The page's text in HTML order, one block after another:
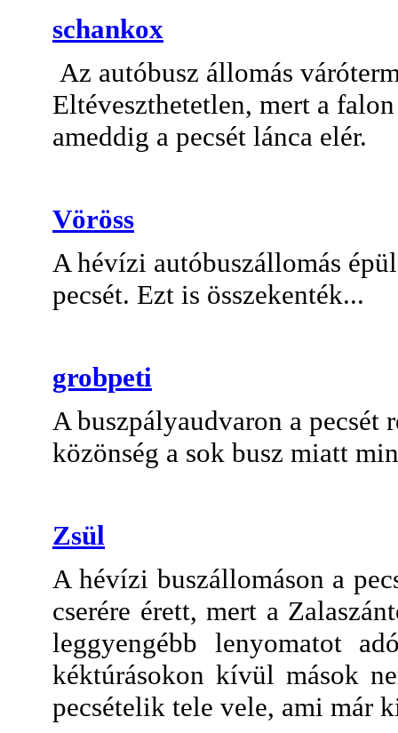
schankox
Az autóbusz állomás
Eltéveszthetetlen, mert a
ameddig a pecsét lánca elér.
Vöröss
A hévízi autóbuszállomás
pecsét. Ezt is összekenték...
grobpeti
A buszpályaudvaron a pecsét
közönség a sok busz miatt
Zsül
A hévízi buszállomáson a
cserére érett, mert a
leggyengébb lenyomatot
kéktúrásokon kívül mások
pecsételik tele vele, ami már